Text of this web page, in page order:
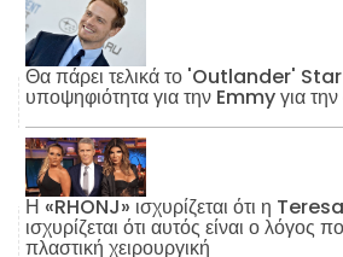
Θα πάρει τελικά το 'Outlander'
υποψηφιότητα για την Emmy για
Η «RHONJ» ισχυρίζεται ότι η
ισχυρίζεται ότι αυτός είναι ο λόγος
πλαστική χειρουργική